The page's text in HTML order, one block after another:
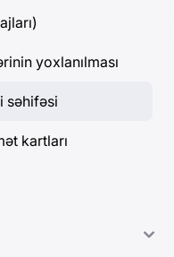
yoxlanılması
səhifəsi
kartları